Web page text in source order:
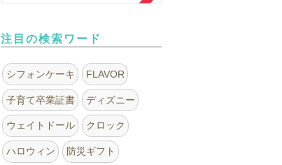
注目の検索ワード
シフォンケーキ FLAVOR
子育て卒業証書 ディズニー
ウェイトドール クロック
ハロウィン 防災ギフト